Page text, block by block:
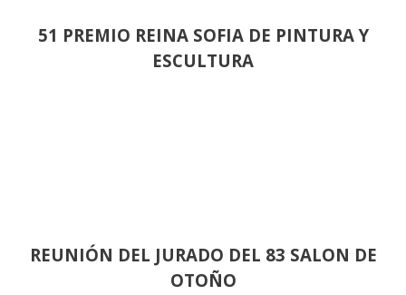
51 PREMIO REINA SOFIA DE PINTURA Y
ESCULTURA
REUNIÓN DEL JURADO DEL 83 SALON DE
OTOÑO